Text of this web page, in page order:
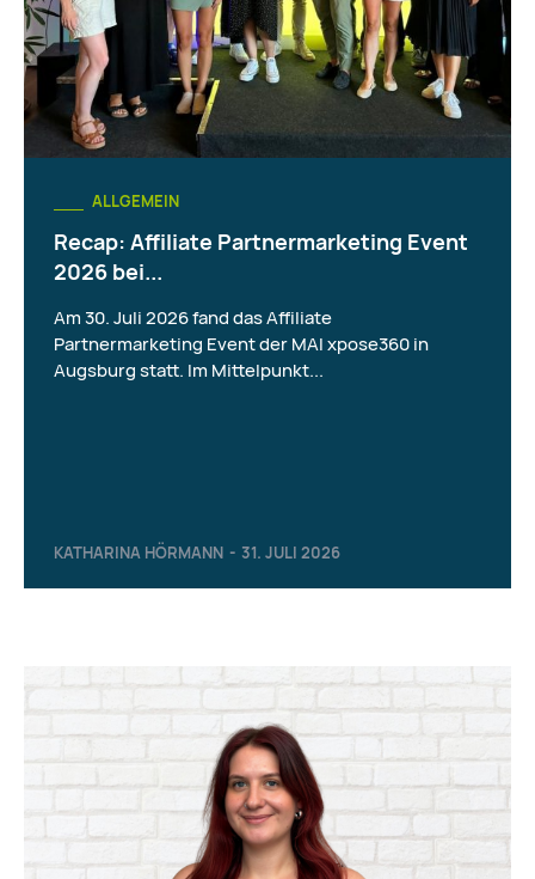
ALLGEMEIN
Recap: Affiliate Partnermarketing Event
2026 bei...
KATHARINA HÖRMANN - 31. JULI 2026
Am 30. Juli 2026 fand das Affiliate
Partnermarketing Event der MAI xpose360 in
Augsburg statt. Im Mittelpunkt...